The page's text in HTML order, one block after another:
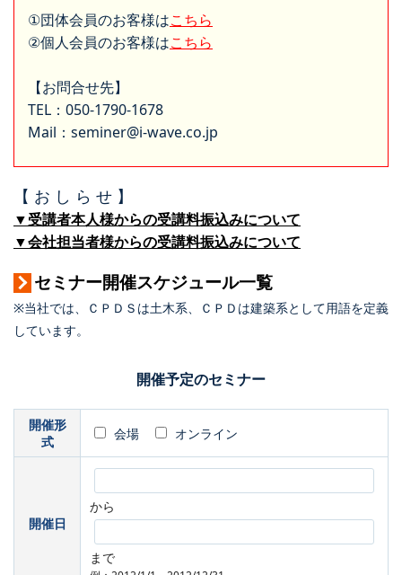
①団体会員のお客様はこちら
②個人会員のお客様はこちら
【お問合せ先】
TEL：050-1790-1678
Mail：seminer@i-wave.co.jp
【 お し ら せ 】
▼受講者本人様からの受講料振込みについて
▼会社担当者様からの受講料振込みについて
セミナー開催スケジュール一覧
※当社では、ＣＰＤＳは土木系、ＣＰＤは建築系として用語を定義
しています。
開催予定のセミナー
開催形
式
会場 オンライン
開催日
から
まで